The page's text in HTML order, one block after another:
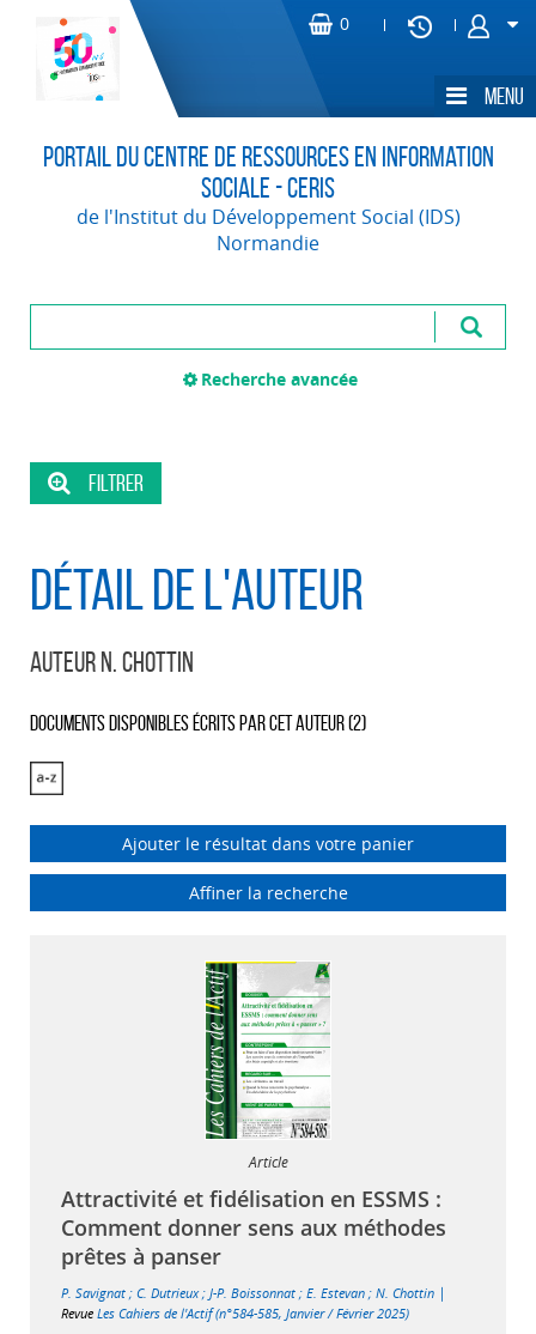
Portail du Centre de Ressources en Information
Sociale - CERIS
de l'Institut du Développement Social (IDS)
Normandie
Recherche avancée
Détail de l'auteur
Auteur N. Chottin
Documents disponibles écrits par cet auteur (2)
Ajouter le résultat dans votre panier
Affiner la recherche
Article
Attractivité et fidélisation en ESSMS :
Comment donner sens aux méthodes
prêtes à panser
P. Savignat ; C. Dutrieux; J-P. Boissonnat ; E. Estevan ; N. Chottin |
Revue Les Cahiers de l'Actif (n°584-585, Janvier / Février 2025)